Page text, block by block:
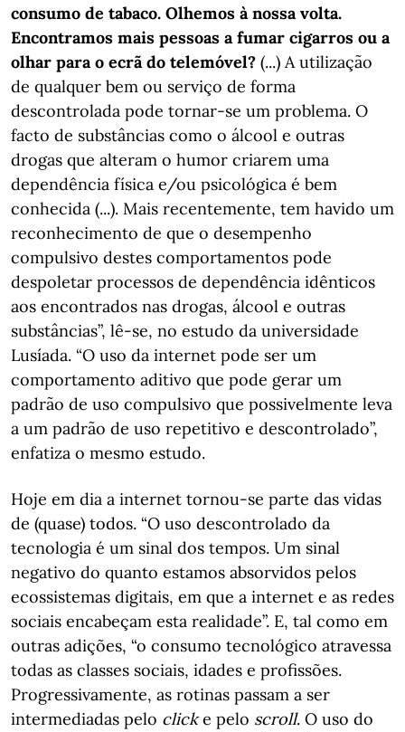
consumo de tabaco. Olhemos à nossa volta.
Encontramos mais pessoas a fumar cigarros ou a
olhar para o ecrã do telemóvel? (...) A utilização
de qualquer bem ou serviço de forma
descontrolada pode tornar-se um problema. O
facto de substâncias como o álcool e outras
drogas que alteram o humor criarem uma
dependência física e/ou psicológica é bem
conhecida (...). Mais recentemente, tem havido um
reconhecimento de que o desempenho
compulsivo destes comportamentos pode
despoletar processos de dependência idênticos
aos encontrados nas drogas, álcool e outras
substâncias”, lê-se, no estudo da universidade
Lusíada. “O uso da internet pode ser um
comportamento aditivo que pode gerar um
padrão de uso compulsivo que possivelmente leva
a um padrão de uso repetitivo e descontrolado”,
enfatiza o mesmo estudo.
Hoje em dia a internet tornou-se parte das vidas
de (quase) todos. “O uso descontrolado da
tecnologia é um sinal dos tempos. Um sinal
negativo do quanto estamos absorvidos pelos
ecossistemas digitais, em que a internet e as redes
sociais encabeçam esta realidade”. E, tal como em
outras adições, “o consumo tecnológico atravessa
todas as classes sociais, idades e profissões.
Progressivamente, as rotinas passam a ser
intermediadas pelo clicke pelo scroll. O uso do